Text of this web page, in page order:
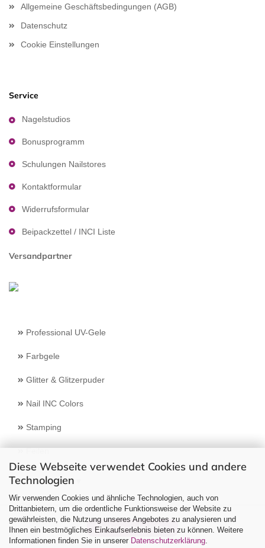
Diese Webseite verwendet Cookies und andere
Technologien
Wir verwenden Cookies und ähnliche Technologien, auch von
Drittanbietern, um die ordentliche Funktionsweise der Website zu
gewährleisten, die Nutzung unseres Angebotes zu analysieren und
Ihnen ein bestmögliches Einkaufserlebnis bieten zu können. Weitere
Informationen finden Sie in unserer Datenschutzerklärung
Allgemeine Geschäftsbedingungen (AGB)
Datenschutz
Cookie Einstellungen
Service
Nagelstudios
Bonusprogramm
Schulungen Nailstores
Kontaktformular
Widerrufsformular
Beipackzettel / INCI Liste
Versandpartner
Professional UV-Gele
Farbgele
Glitter & Glitzerpuder
Nail INC Colors
Stamping
Feilen
Select Language
Vertrag widerrufen